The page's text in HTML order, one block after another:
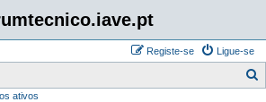
Ligue-se
Registe-se
ativos